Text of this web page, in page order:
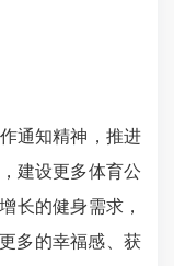
通知精神，推进
建设更多体育公
长的健身需求，
多的幸福感、获